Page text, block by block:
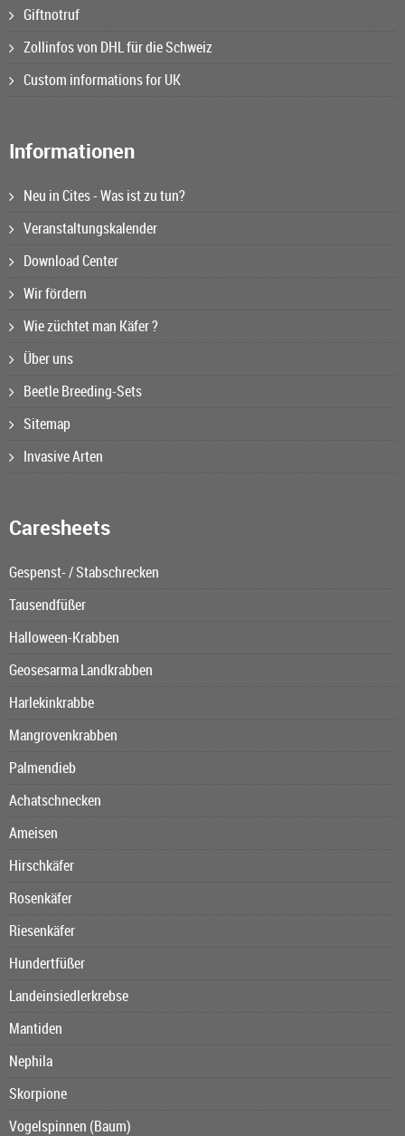
Giftnotruf
Zollinfos von DHL für die Schweiz
Custom informations for UK
Informationen
Neu in Cites - Was ist zu tun?
Veranstaltungskalender
Download Center
Wir fördern
Wie züchtet man Käfer ?
Über uns
Beetle Breeding-Sets
Sitemap
Invasive Arten
Caresheets
Gespenst- / Stabschrecken
Tausendfüßer
Halloween-Krabben
Geosesarma Landkrabben
Harlekinkrabbe
Mangrovenkrabben
Palmendieb
Achatschnecken
Ameisen
Hirschkäfer
Rosenkäfer
Riesenkäfer
Hundertfüßer
Landeinsiedlerkrebse
Mantiden
Nephila
Skorpione
Vogelspinnen (Baum)